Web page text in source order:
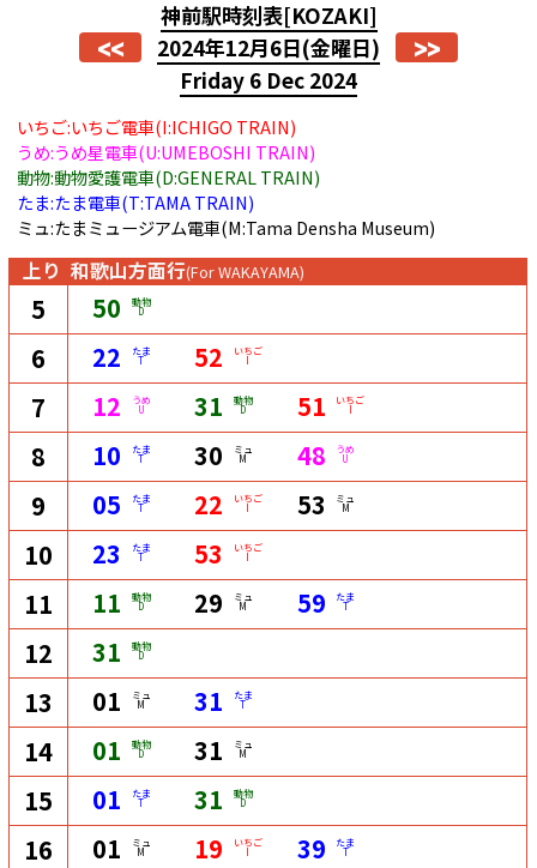
<<
神前駅時刻表[KOZAKI]
2024年12月6日(金曜日)
Friday 6 Dec 2024
>>
いちご:いちご電車(I:ICHIGO TRAIN)
うめ:うめ星電車(U:UMEBOSHI TRAIN)
動物:動物愛護電車(D:GENERAL TRAIN)
たま:たま電車(T:TAMA TRAIN)
ミュ:たまミュージアム電車(M:Tama Densha Museum)
上り 和歌山方面行(For WAKAYAMA)
5 50 動物
D
6 22 たま
T 52 いちご
I
7 12 うめ
U 31 動物
D 51 いちご
I
8 10 たま
T 30 ミュ
M 48 うめ
U
9 05 たま
T 22 いちご
I 53 ミュ
M
10 23 たま
T 53 いちご
I
11 11 動物
D 29 ミュ
M 59 たま
T
12 31 動物
D
13 01 ミュ
M 31 たま
T
14 01 動物
D 31 ミュ
M
15 01 たま
T 31 動物
D
16 01 ミュ
M 19 いちご
I 39 たま
T